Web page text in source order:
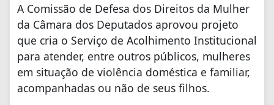
A Comissão de Defesa dos Direitos da Mulher
da Câmara dos Deputados aprovou projeto
que cria o Serviço de Acolhimento Institucional
para atender, entre outros públicos, mulheres
em situação de violência doméstica e familiar,
acompanhadas ou não de seus filhos.